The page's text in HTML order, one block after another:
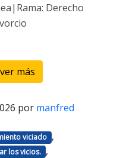
Derecho
más
por manfred
viciado ,
los vicios. ,